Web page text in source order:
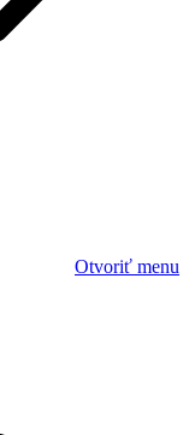
Otvoriť menu